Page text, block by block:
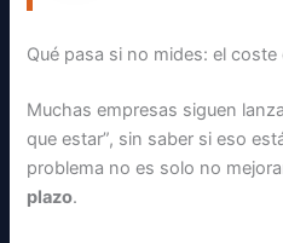
Qué pasa si no mides: el coste
Muchas empresas siguen
que estar”, sin saber si eso
problema no es solo no
plazo.